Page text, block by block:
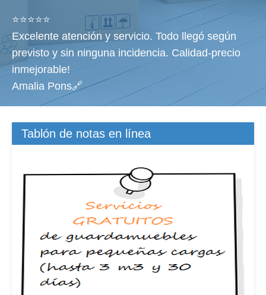
⭐⭐⭐⭐⭐
Excelente atención y servicio. Todo llegó según
previsto y sin ninguna incidencia. Calidad-precio
inmejorable!
Amalia Pons🔗
Tablón de notas en línea